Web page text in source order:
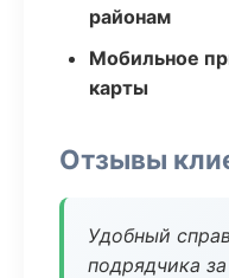
районам
Мобильное
карты
Отзывы
Удобный
подрядчика